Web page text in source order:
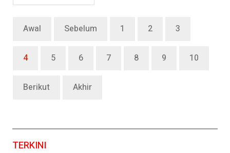
Awal Sebelum 1 2 3
4 5 6 7 8 9 10
Berikut Akhir
TERKINI